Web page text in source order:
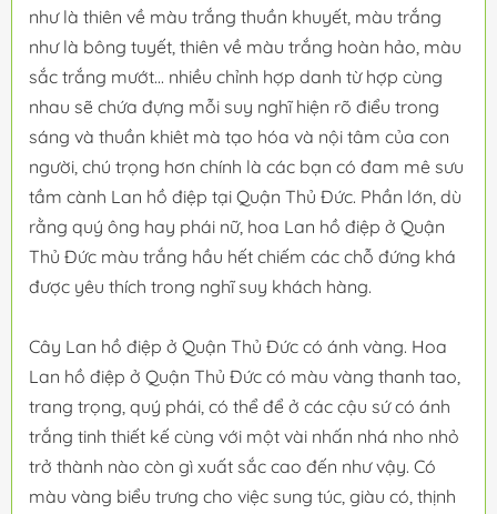
như là thiên về màu trắng thuần khuyết, màu trắng
như là bông tuyết, thiên về màu trắng hoàn hảo, màu
sắc trắng mướt... nhiều chỉnh hợp danh từ hợp cùng
nhau sẽ chứa đựng mỗi suy nghĩ hiện rõ điểu trong
sáng và thuần khiêt mà tạo hóa và nội tâm của con
người, chú trọng hơn chính là các bạn có đam mê sưu
tầm cành Lan hồ điệp tại Quận Thủ Đức. Phần lớn, dù
rằng quý ông hay phái nữ, hoa Lan hồ điệp ở Quận
Thủ Đức màu trắng hầu hết chiếm các chỗ đứng khá
được yêu thích trong nghĩ suy khách hàng.
Cây Lan hồ điệp ở Quận Thủ Đức có ánh vàng. Hoa
Lan hồ điệp ở Quận Thủ Đức có màu vàng thanh tao,
trang trọng, quý phái, có thể để ở các cậu sứ có ánh
trắng tinh thiết kế cùng với một vài nhấn nhá nho nhỏ
trở thành nào còn gì xuất sắc cao đến như vậy. Có
màu vàng biểu trưng cho việc sung túc, giàu có, thịnh